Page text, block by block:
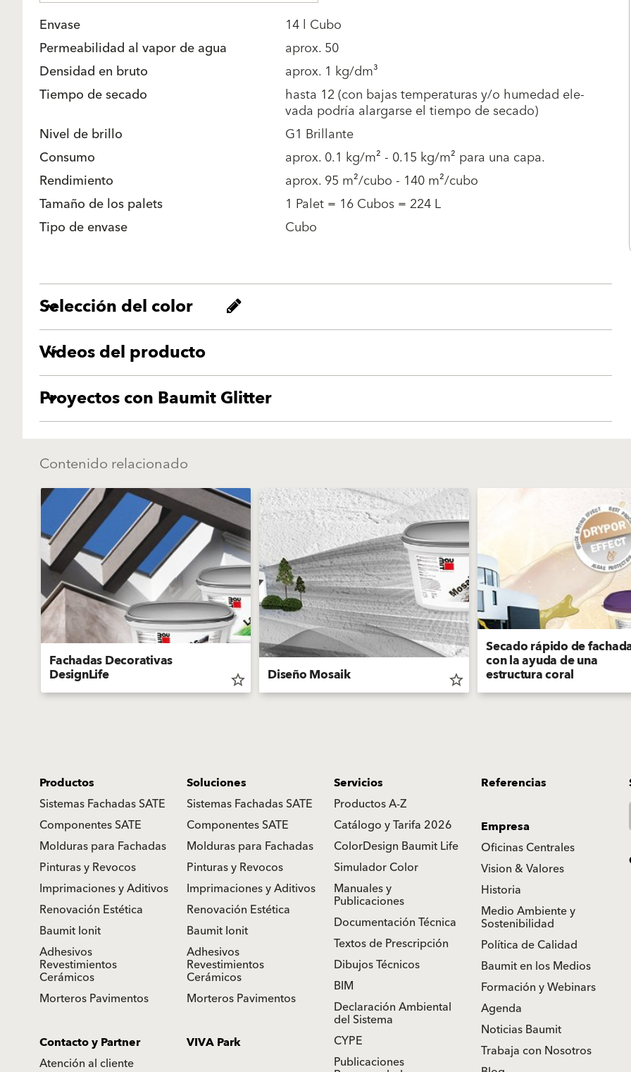
Envase
14 l Cubo
Permeabilidad al vapor de agua
aprox. 50
Densidad en bruto
aprox. 1 kg/dm³
Tiempo de secado
hasta 12 (con bajas temperaturas y/o humedad ele-
vada podría alargarse el tiempo de secado)
Nivel de brillo
G1 Brillante
Consumo
aprox. 0.1 kg/m² - 0.15 kg/m² para una capa.
Rendimiento
aprox. 95 m²/cubo - 140 m²/cubo
Tamaño de los palets
1 Palet = 16 Cubos = 224 L
Tipo de envase
Cubo
Selección del color
Vídeos del producto
Proyectos con Baumit Glitter
Contenido relacionado
Fachadas Decorativas
DesignLife star_border Diseño Mosaik star_border
Secado rápido de
con la ayuda de una
estructura coral
Productos
Sistemas Fachadas SATE
Componentes SATE
Molduras para Fachadas
Pinturas y Revocos
Imprimaciones y Aditivos
Renovación Estética
Baumit Ionit
Adhesivos
Revestimientos
Cerámicos
Morteros Pavimentos
Soluciones
Sistemas Fachadas SATE
Componentes SATE
Molduras para Fachadas
Pinturas y Revocos
Imprimaciones y Aditivos
Renovación Estética
Baumit Ionit
Adhesivos
Revestimientos
Cerámicos
Morteros Pavimentos
Servicios
Productos A-Z
Catálogo y Tarifa 2026
ColorDesign Baumit Life
Simulador Color
Manuales y
Publicaciones
Documentación Técnica
Textos de Prescripción
Dibujos Técnicos
BIM
Declaración Ambiental
del Sistema
CYPE
Publicaciones
Referencias
Empresa
Oficinas Centrales
Vision & Valores
Historia
Medio Ambiente y
Sostenibilidad
Política de Calidad
Baumit en los Medios
Formación y Webinars
Agenda
Noticias Baumit
Trabaja con Nosotros
Contacto y Partner
Atención al cliente
VIVA Park